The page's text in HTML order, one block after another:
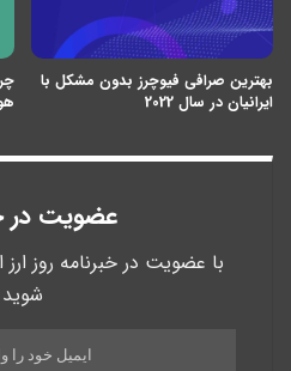
بهترین صرافی فیوچرز بدون مشکل با
ایرانیان در سال 2022
عضویت در
با عضویت در خبرنامه روز ارز
شوید